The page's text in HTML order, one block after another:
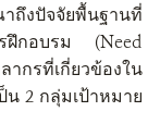
ถึงปัจจัยพื้นฐานที่
ฝึกอบรม (Need
ากรที่เกี่ยวข้องใน
น 2 กลุ่มเป้าหมาย